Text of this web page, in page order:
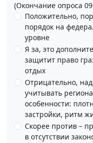
(Окончание опроса
Положительно,
порядок на
уровне
Я за, это
защитит право
отдых
Отрицательно,
учитывать
особенности:
застройки, ритм
Скорее против –
в отсутствии